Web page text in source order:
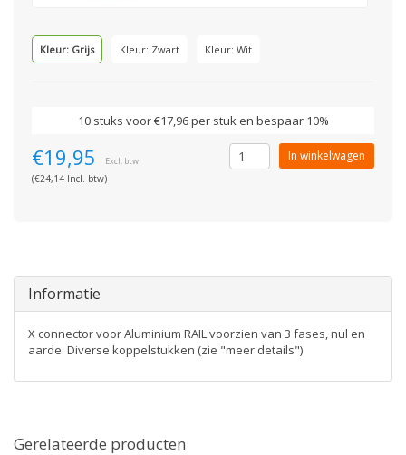
Kleur: Grijs Kleur: Zwart Kleur: Wit
10 stuks voor €17,96 per stuk en bespaar 10%
€19,95 Excl. btw
(€24,14 Incl. btw)
In winkelwagen
Informatie
X connector voor Aluminium RAIL voorzien van 3 fases, nul en
aarde. Diverse koppelstukken (zie "meer details")
Gerelateerde producten